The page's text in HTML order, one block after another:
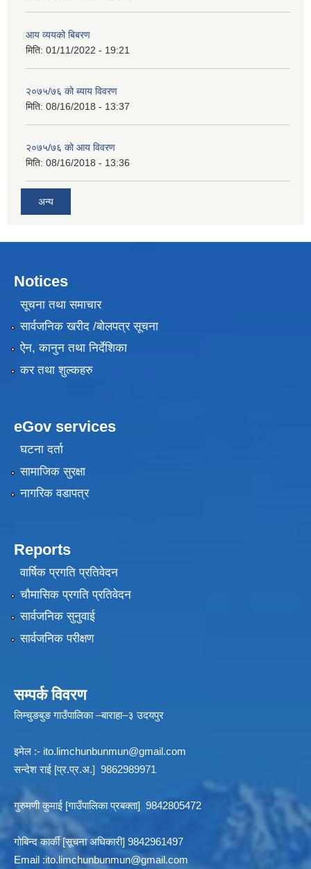
आय व्ययको बिबरण
मिति: 01/11/2022 - 19:21
२०७५/७६ को ब्याय विवरण
मिति: 08/16/2018 - 13:37
२०७५/७६ को आय विवरण
मिति: 08/16/2018 - 13:36
अन्य
Notices
सूचना तथा समाचार
सार्वजनिक खरीद /बोलपत्र सूचना
ऐन, कानुन तथा निर्देशिका
कर तथा शुल्कहरु
eGov services
घटना दर्ता
सामाजिक सुरक्षा
नागरिक वडापत्र
Reports
वार्षिक प्रगति प्रतिवेदन
चौमासिक प्रगति प्रतिवेदन
सार्वजनिक सुनुवाई
सार्वजनिक परीक्षण
सम्पर्क विवरण
लिम्चुङबुङ गाउँपालिका –बाराहा–३ उदयपुर
इमेल :- ito.limchunbunmun@gmail.com
सन्देश राई [प्र.प्र.अ.] 9862989971
गुरुमणी कुमाई [गाउँपालिका प्रबक्ता] 9842805472
गोबिन्द कार्की [सूचना अधिकारी] 9842961497
Email :ito.limchunbunmun@gmail.com